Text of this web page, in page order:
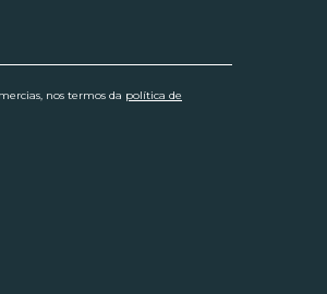
nos termos da política de